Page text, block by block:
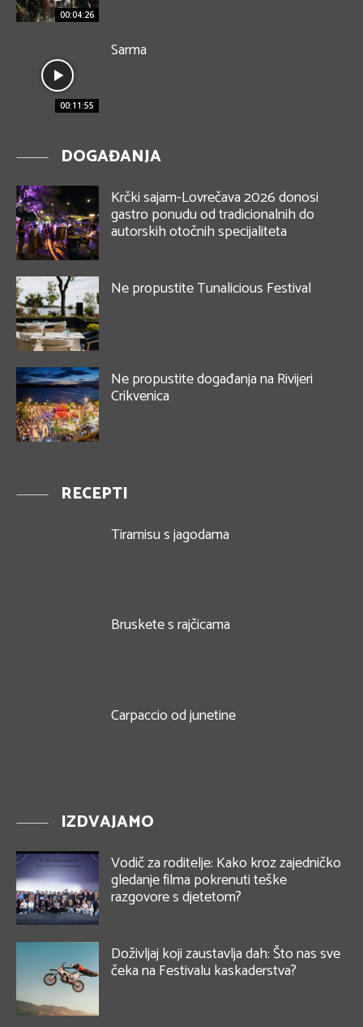
00:04:26
00:11:55
Sarma
DOGAĐANJA
Krčki sajam-Lovrečava 2026 donosi
gastro ponudu od tradicionalnih do
autorskih otočnih specijaliteta
Ne propustite Tunalicious Festival
Ne propustite događanja na Rivijeri
Crikvenica
RECEPTI
Tiramisu s jagodama
Bruskete s rajčicama
Carpaccio od junetine
IZDVAJAMO
Vodič za roditelje: Kako kroz zajedničko
gledanje filma pokrenuti teške
razgovore s djetetom?
Doživljaj koji zaustavlja dah: Što nas sve
čeka na Festivalu kaskaderstva?